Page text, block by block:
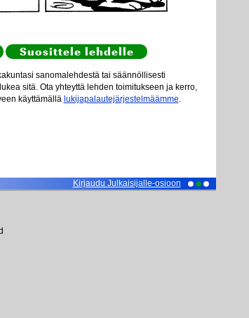
Suosittele lehdelle
sanomalehdestä tai säännöllisesti
sitä. Ota yhteyttä lehden toimitukseen ja kerro,
käyttämällä lukijapalautejärjestelmäämme.
Kirjaudu Julkaisijalle-osioon